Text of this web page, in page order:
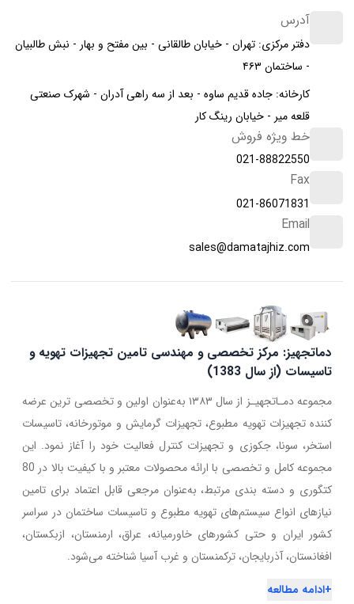
آدرس
دفتر مرکزی: تهران - خیابان طالقانی - بین مفتح و بهار - نبش طالبیان
- ساختمان ۴۶۳
کارخانه: جاده قدیم ساوه - بعد از سه راهی آدران - شهرک صنعتی
قلعه میر - خیابان رینگ کار
خط ویژه فروش
021-88822550
Fax
021-86071831
Email
sales@damatajhiz.com
دماتجهیز: مرکز تخصصی و مهندسی تامین تجهیزات تهویه و
تاسیسات (از سال 1383)
مجموعه دمـاتجهیـز از سال ۱۳۸۳ به‌عنوان اولین و تخصصی ترین عرضه
کننده تجهیزات تهویه مطبوع، تجهیزات گرمایش و موتورخانه، تاسیسات
استخر، سونا، جکوزی و تجهیزات کنترل فعالیت خود را آغاز نمود. این
مجموعه کامل و تخصصی با ارائه محصولات معتبر و با کیفیت بالا در 80
کتگوری و دسته بندی مرتبط، به‌عنوان مرجعی قابل اعتماد برای تامین
نیازهای انواع سیستم‌های تهویه مطبوع و تاسیسات ساختمان در سراسر
کشور ایران و حتی کشورهای خاورمیانه، عراق، ارمنستان، ازبکستان،
افغانستان، آذربایجان، ترکمنستان و غرب آسیا شناخته می‌شود.
+ادامه مطالعه